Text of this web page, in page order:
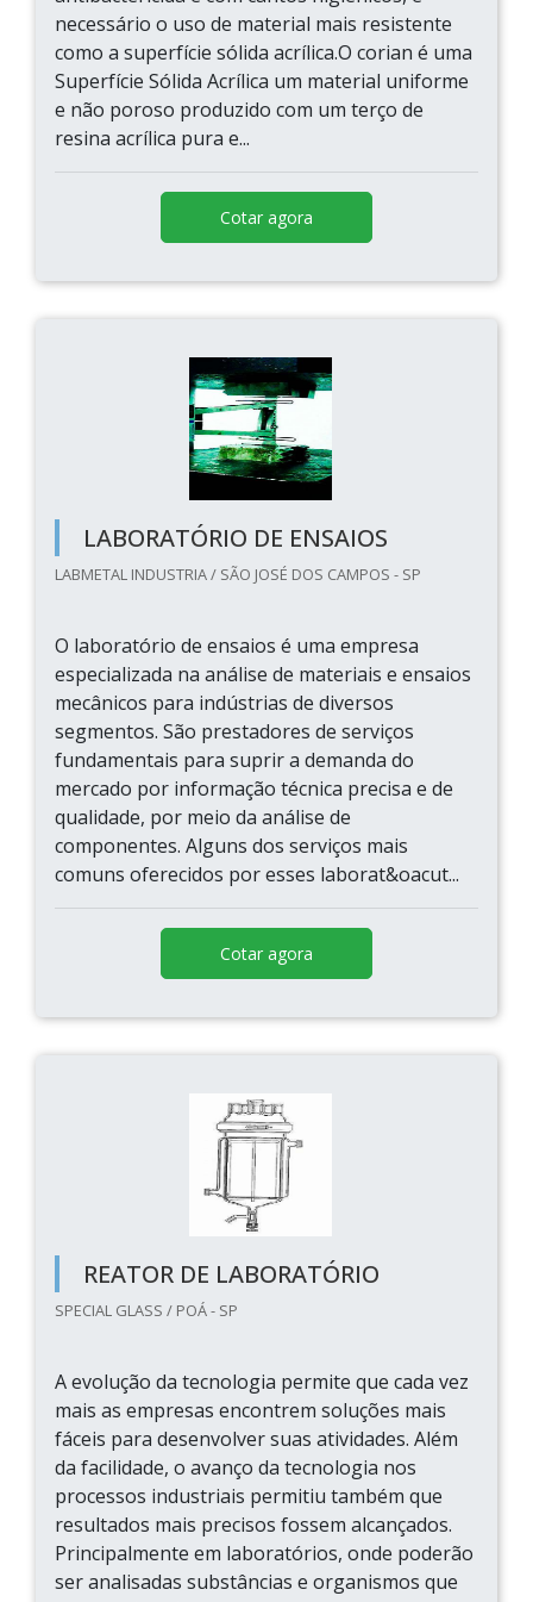
necessário o uso de material mais resistente
como a superfície sólida acrílica.O corian é uma
Superfície Sólida Acrílica um material uniforme
e não poroso produzido com um terço de
resina acrílica pura e...
Cotar agora
LABORATÓRIO DE ENSAIOS
LABMETAL INDUSTRIA / SÃO JOSÉ DOS CAMPOS - SP
O laboratório de ensaios é uma empresa
especializada na análise de materiais e ensaios
mecânicos para indústrias de diversos
segmentos. São prestadores de serviços
fundamentais para suprir a demanda do
mercado por informação técnica precisa e de
qualidade, por meio da análise de
componentes. Alguns dos serviços mais
comuns oferecidos por esses laborat&oacut...
Cotar agora
REATOR DE LABORATÓRIO
SPECIAL GLASS / POÁ - SP
A evolução da tecnologia permite que cada vez
mais as empresas encontrem soluções mais
fáceis para desenvolver suas atividades. Além
da facilidade, o avanço da tecnologia nos
processos industriais permitiu também que
resultados mais precisos fossem alcançados.
Principalmente em laboratórios, onde poderão
ser analisadas substâncias e organismos que